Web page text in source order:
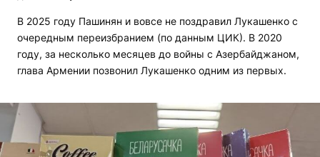
В 2025 году Пашинян и вовсе не поздравил Лукашенко с
очередным переизбранием (по данным ЦИК). В 2020
году, за несколько месяцев до войны с Азербайджаном,
глава Армении позвонил Лукашенко одним из первых.